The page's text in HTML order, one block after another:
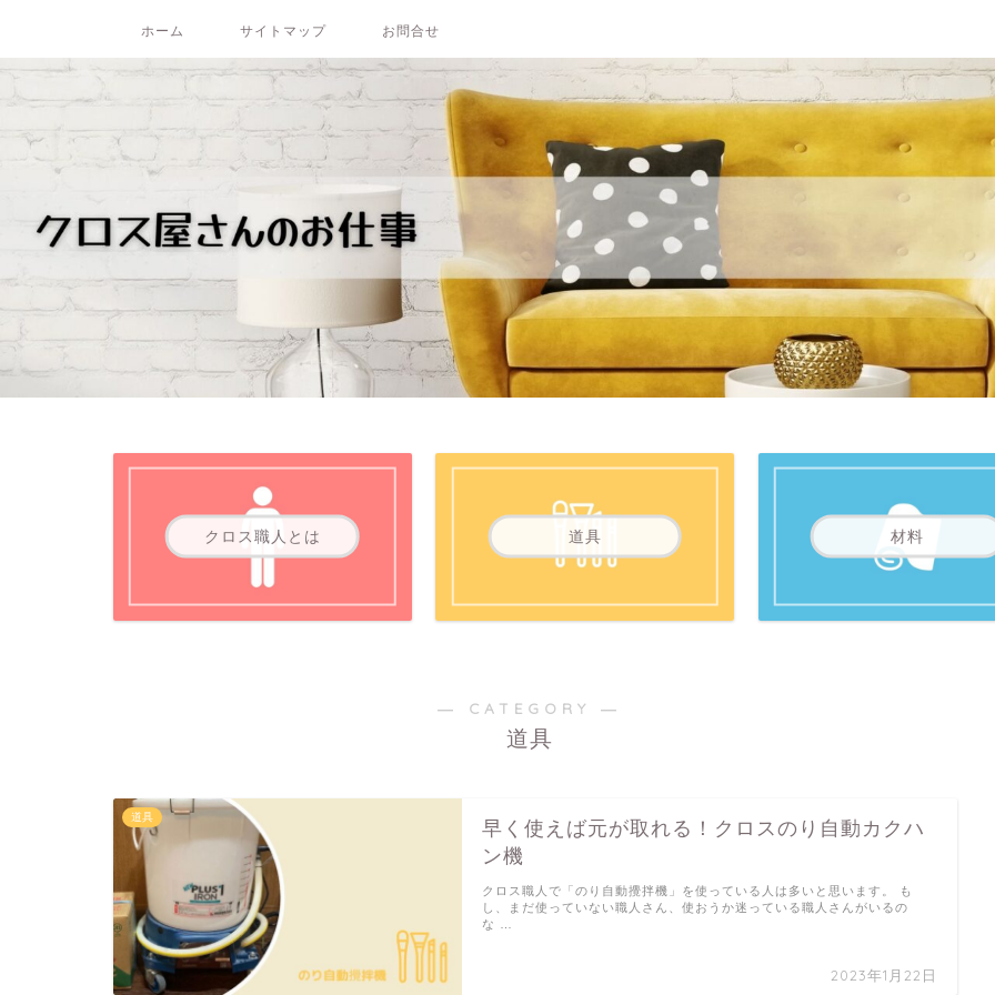
ホーム サイトマップ お問合せ
クロス職人とは 道具 材料
― CATEGORY ―
道具
道具
早く使えば元が取れる！クロスのり自動カクハ
ン機
2023年1月22日
クロス職人で「のり自動攪拌機」を使っている人は多いと思います。 も
し、まだ使っていない職人さん、使おうか迷っている職人さんがいるの
な …